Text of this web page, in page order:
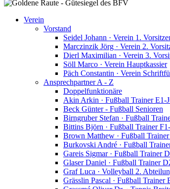
Verein
Vorstand
Seidel Johann · Verein 1.
Marczinzik Jörg · Verein 2.
Dierl Maximilian · Verein 3.
Söll Marco · Verein Hauptkassier
Päch Constantin · Verein
Ansprechpartner A - Z
Doppelfunktionäre
Akin Arkin · Fußball Trainer E1-
Beck Günter - Fußball Senioren
Birngruber Stefan · Fußball
Bittins Björn · Fußball Trainer
Brown Matthew · Fußball Trainer
Burkovski André · Fußball
Gareis Sigmar · Fußball Trainer
Glaser Daniel · Fußball Trainer
Graf Luca · Volleyball 2.
Grässlin Pascal · Fußball Trainer